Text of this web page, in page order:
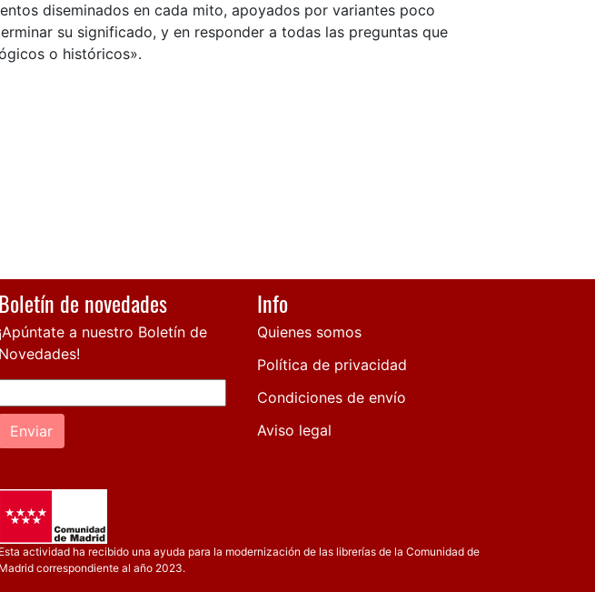
diseminados en cada mito, apoyados por variantes poco
su significado, y en responder a todas las preguntas que
o históricos».
Boletín de novedades
¡Apúntate a nuestro Boletín de
Novedades!
Enviar
Info
Quienes somos
Política de privacidad
Condiciones de envío
Aviso legal
Esta actividad ha recibido una ayuda para la modernización de las librerías de la Comunidad de
Madrid correspondiente al año 2023.